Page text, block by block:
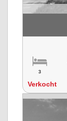
3
Verkocht